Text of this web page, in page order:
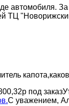
автомобиля.
ТЦ
под
С уважением,